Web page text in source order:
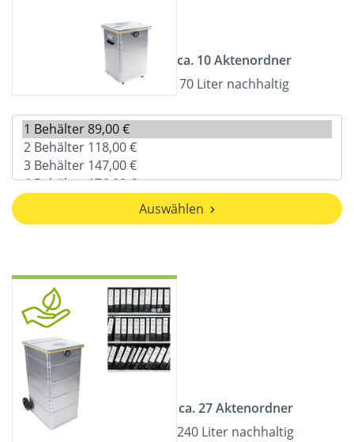
ca. 10 Aktenordner
70 Liter nachhaltig
Auswählen
ca. 27 Aktenordner
240 Liter nachhaltig